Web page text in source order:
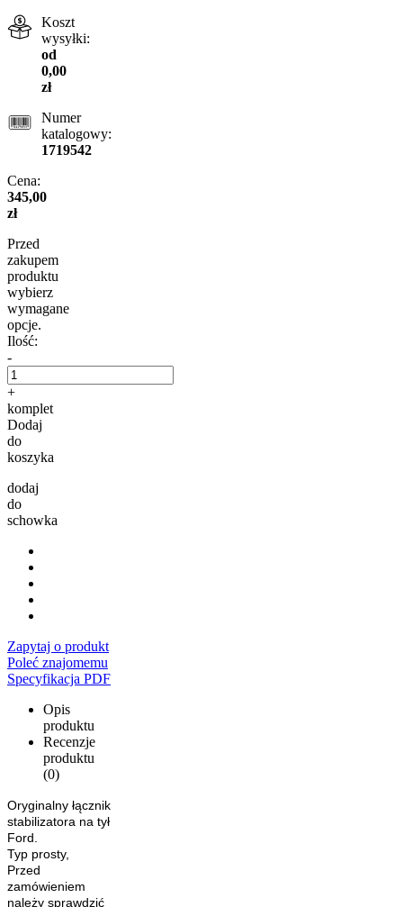
Koszt
wysyłki:
od
0,00
zł
Numer
katalogowy:
1719542
Cena:
345,00
zł
Przed
zakupem
produktu
wybierz
wymagane
opcje.
Ilość:
-
+
komplet
Dodaj
do
koszyka
dodaj
do
schowka
Zapytaj o produkt
Poleć znajomemu
Specyfikacja PDF
Opis
produktu
Recenzje
produktu
(0)
Oryginalny łącznik
stabilizatora na tył
Ford.
Typ prosty,
Przed
zamówieniem
należy sprawdzić